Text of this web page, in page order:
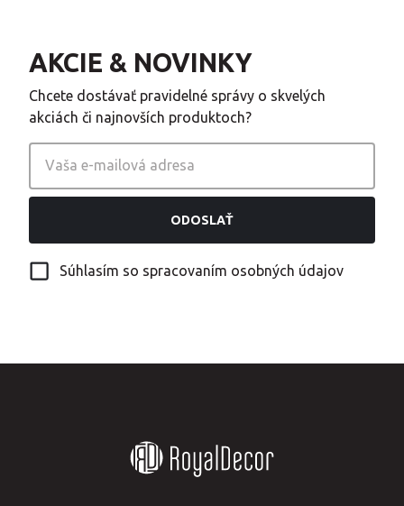
AKCIE & NOVINKY
Chcete dostávať pravidelné správy o skvelých
akciách či najnovších produktoch?
ODOSLAŤ
Súhlasím so spracovaním osobných údajov